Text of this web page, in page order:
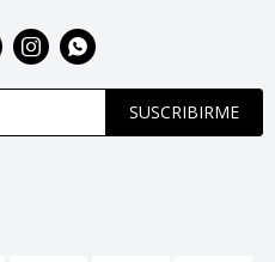
SUSCRIBIRME
 